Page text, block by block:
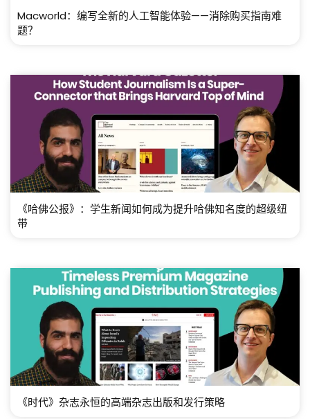
Macworld：编写全新的人工智能体验——消除购买指南难
题？
《哈佛公报》：学生新闻如何成为提升哈佛知名度的超级纽
带
《时代》杂志永恒的高端杂志出版和发行策略